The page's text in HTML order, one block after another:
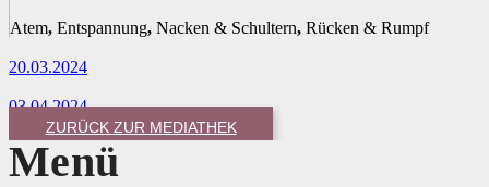
Atem, Entspannung, Nacken & Schultern, Rücken & Rumpf
20.03.2024
03.04.2024
ZURÜCK ZUR MEDIATHEK
Menü